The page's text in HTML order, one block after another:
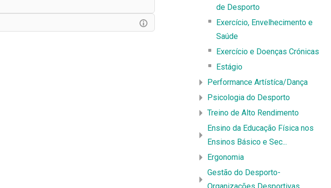
de Desporto
Exercício, Envelhecimento e
Saúde
Exercício e Doenças Crónicas
Estágio
Performance Artístíca/Dança
Psicologia do Desporto
Treino de Alto Rendimento
Ensino da Educação Física nos
Ensinos Básico e Sec...
Ergonomia
Gestão do Desporto-